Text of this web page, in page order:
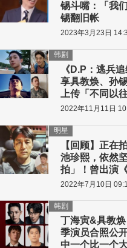
锡斗嘴：「我
锡翻旧帐
2023年3月23日
《D.P：逃兵
享具教焕、孙
上传「不同以
韩剧
2022年11月11日
【回顾】正在
池珍熙，依然
拍」！曾出演
明星
2022年7月10日
丁海寅&具教
季演员合照公
中一个比一个
韩剧